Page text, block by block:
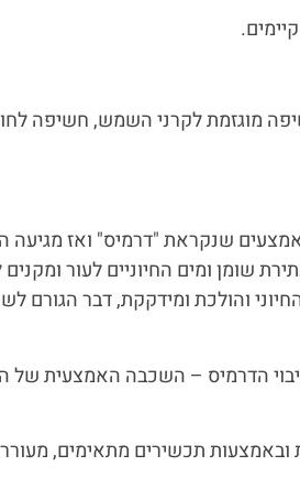
מוגזמת לקרני השמש, חשיפה
שנקראת "דרמיס" ואז
שומן ומים החיוניים לעור
והולכת ומידקקת, דבר הגורם
הדרמיס – השכבה האמצעית של
ובאמצעות תכשירים מתאימים,